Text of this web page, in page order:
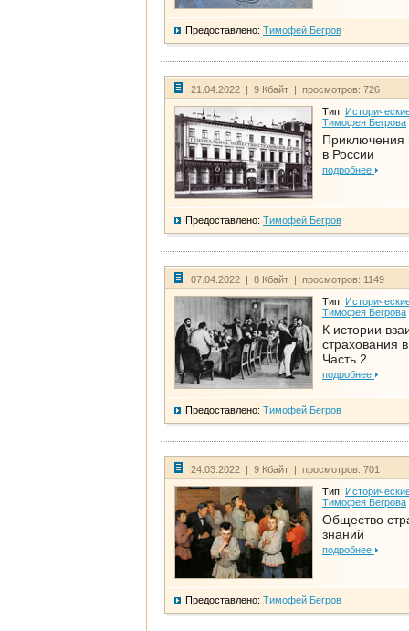
Предоставлено: Тимофей Бегров
21.04.2022 | 9 Кбайт | просмотров: 726
Тип:
Тимофея Бегрова
Приключения
в России
подробнее
Предоставлено: Тимофей Бегров
07.04.2022 | 8 Кбайт | просмотров: 1149
Тип:
Тимофея Бегрова
К истории
страхования
Часть 2
подробнее
Предоставлено: Тимофей Бегров
24.03.2022 | 9 Кбайт | просмотров: 701
Тип:
Тимофея Бегрова
Общество
знаний
подробнее
Предоставлено: Тимофей Бегров